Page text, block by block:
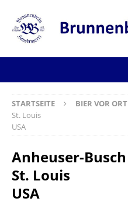
STARTSEITE BIER VOR ORT
St. Louis
USA
Anheuser-Busch
St. Louis
USA